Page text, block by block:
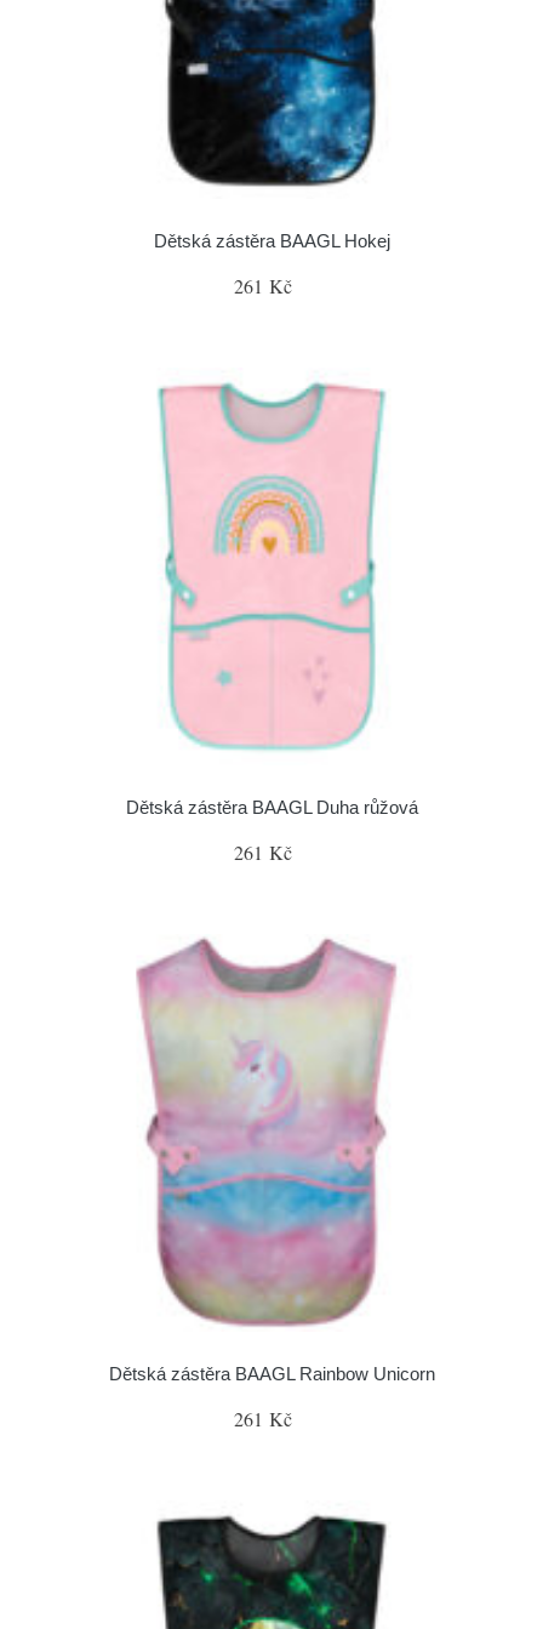
Dětská zástěra BAAGL Hokej
261 Kč
Dětská zástěra BAAGL Duha růžová
261 Kč
Dětská zástěra BAAGL Rainbow Unicorn
261 Kč